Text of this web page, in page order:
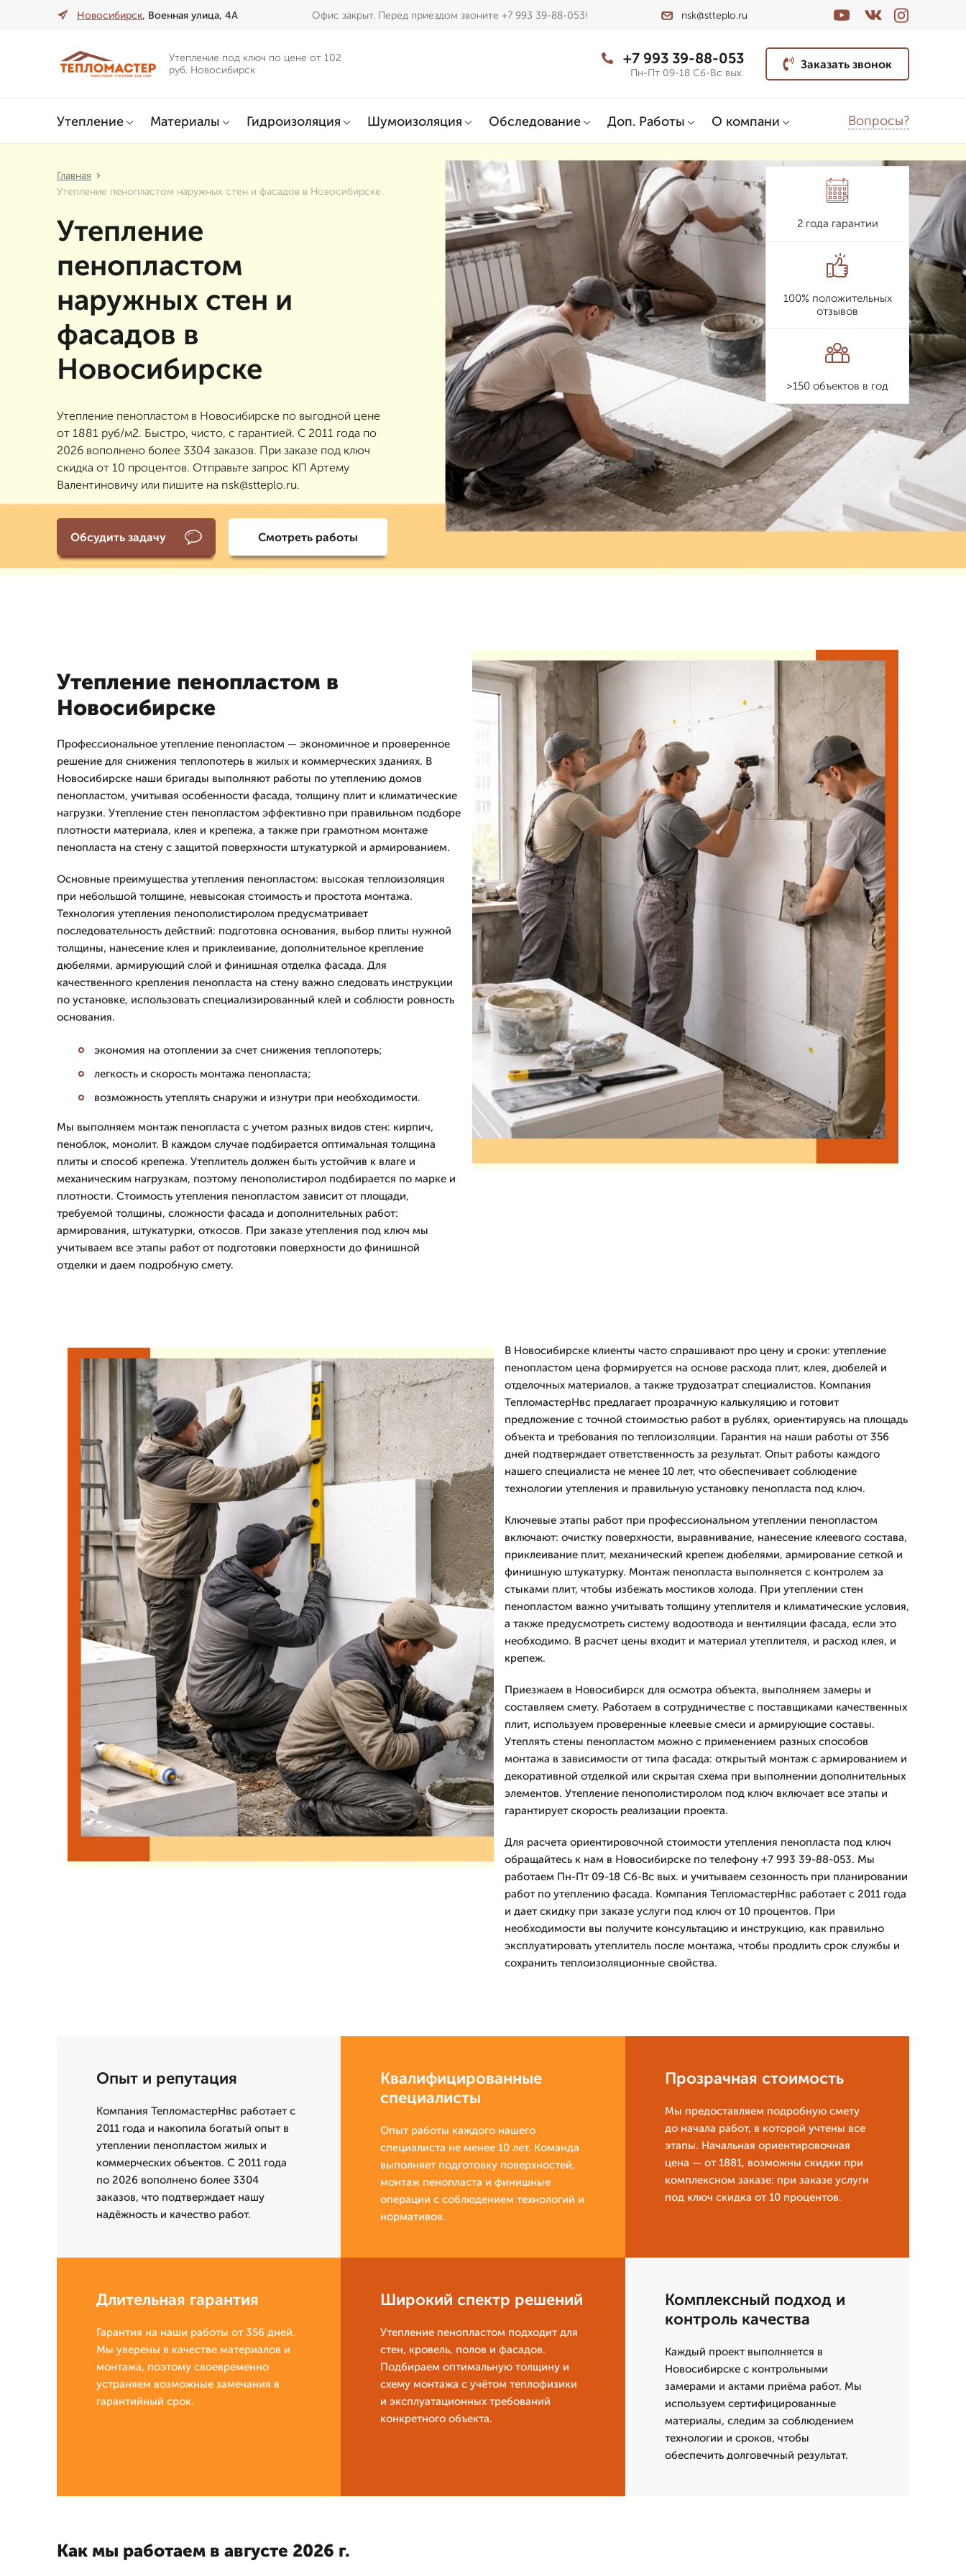
Новосибирск, Военная улица, 4А Офис закрыт. Перед приездом звоните +7 993 39-88-053! nsk@stteplo.ru
Утепление под ключ по цене от 102
руб. Новосибирск
+7 993 39-88-053
Пн-Пт 09-18 Сб-Вс вых.
Заказать звонок
Утепление Материалы Гидроизоляция Шумоизоляция Обследование Доп. Работы О компани Вопросы?
Главная
Утепление пенопластом наружных стен и фасадов в Новосибирске
Утепление
пенопластом
наружных стен и
фасадов в
Новосибирске
Утепление пенопластом в Новосибирске по выгодной цене
от 1881 руб/м2. Быстро, чисто, с гарантией. С 2011 года по
2026 вополнено более 3304 заказов. При заказе под ключ
скидка от 10 процентов. Отправьте запрос КП Артему
Валентиновичу или пишите на nsk@stteplo.ru.
Обсудить задачу Смотреть работы
2 года гарантии
100% положительных
отзывов
>150 объектов в год
Утепление пенопластом в
Новосибирске
Профессиональное утепление пенопластом — экономичное и проверенное
решение для снижения теплопотерь в жилых и коммерческих зданиях. В
Новосибирске наши бригады выполняют работы по утеплению домов
пенопластом, учитывая особенности фасада, толщину плит и климатические
нагрузки. Утепление стен пенопластом эффективно при правильном подборе
плотности материала, клея и крепежа, а также при грамотном монтаже
пенопласта на стену с защитой поверхности штукатуркой и армированием.
Основные преимущества утепления пенопластом: высокая теплоизоляция
при небольшой толщине, невысокая стоимость и простота монтажа.
Технология утепления пенополистиролом предусматривает
последовательность действий: подготовка основания, выбор плиты нужной
толщины, нанесение клея и приклеивание, дополнительное крепление
дюбелями, армирующий слой и финишная отделка фасада. Для
качественного крепления пенопласта на стену важно следовать инструкции
по установке, использовать специализированный клей и соблюсти ровность
основания.
экономия на отоплении за счет снижения теплопотерь;
легкость и скорость монтажа пенопласта;
возможность утеплять снаружи и изнутри при необходимости.
Мы выполняем монтаж пенопласта с учетом разных видов стен: кирпич,
пеноблок, монолит. В каждом случае подбирается оптимальная толщина
плиты и способ крепежа. Утеплитель должен быть устойчив к влаге и
механическим нагрузкам, поэтому пенополистирол подбирается по марке и
плотности. Стоимость утепления пенопластом зависит от площади,
требуемой толщины, сложности фасада и дополнительных работ:
армирования, штукатурки, откосов. При заказе утепления под ключ мы
учитываем все этапы работ от подготовки поверхности до финишной
отделки и даем подробную смету.
В Новосибирске клиенты часто спрашивают про цену и сроки: утепление
пенопластом цена формируется на основе расхода плит, клея, дюбелей и
отделочных материалов, а также трудозатрат специалистов. Компания
ТепломастерНвс предлагает прозрачную калькуляцию и готовит
предложение с точной стоимостью работ в рублях, ориентируясь на площадь
объекта и требования по теплоизоляции. Гарантия на наши работы от 356
дней подтверждает ответственность за результат. Опыт работы каждого
нашего специалиста не менее 10 лет, что обеспечивает соблюдение
технологии утепления и правильную установку пенопласта под ключ.
Ключевые этапы работ при профессиональном утеплении пенопластом
включают: очистку поверхности, выравнивание, нанесение клеевого состава,
приклеивание плит, механический крепеж дюбелями, армирование сеткой и
финишную штукатурку. Монтаж пенопласта выполняется с контролем за
стыками плит, чтобы избежать мостиков холода. При утеплении стен
пенопластом важно учитывать толщину утеплителя и климатические условия,
а также предусмотреть систему водоотвода и вентиляции фасада, если это
необходимо. В расчет цены входит и материал утеплителя, и расход клея, и
крепеж.
Приезжаем в Новосибирск для осмотра объекта, выполняем замеры и
составляем смету. Работаем в сотрудничестве с поставщиками качественных
плит, используем проверенные клеевые смеси и армирующие составы.
Утеплять стены пенопластом можно с применением разных способов
монтажа в зависимости от типа фасада: открытый монтаж с армированием и
декоративной отделкой или скрытая схема при выполнении дополнительных
элементов. Утепление пенополистиролом под ключ включает все этапы и
гарантирует скорость реализации проекта.
Для расчета ориентировочной стоимости утепления пенопласта под ключ
обращайтесь к нам в Новосибирске по телефону +7 993 39-88-053. Мы
работаем Пн-Пт 09-18 Сб-Вс вых. и учитываем сезонность при планировании
работ по утеплению фасада. Компания ТепломастерНвс работает с 2011 года
и дает скидку при заказе услуги под ключ от 10 процентов. При
необходимости вы получите консультацию и инструкцию, как правильно
эксплуатировать утеплитель после монтажа, чтобы продлить срок службы и
сохранить теплоизоляционные свойства.
Опыт и репутация
Компания ТепломастерНвс работает с
2011 года и накопила богатый опыт в
утеплении пенопластом жилых и
коммерческих объектов. С 2011 года
по 2026 вополнено более 3304
заказов, что подтверждает нашу
надёжность и качество работ.
Квалифицированные
специалисты
Опыт работы каждого нашего
специалиста не менее 10 лет. Команда
выполняет подготовку поверхностей,
монтаж пенопласта и финишные
операции с соблюдением технологий и
нормативов.
Прозрачная стоимость
Мы предоставляем подробную смету
до начала работ, в которой учтены все
этапы. Начальная ориентировочная
цена — от 1881, возможны скидки при
комплексном заказе: при заказе услуги
под ключ скидка от 10 процентов.
Длительная гарантия
Гарантия на наши работы от 356 дней.
Мы уверены в качестве материалов и
монтажа, поэтому своевременно
устраняем возможные замечания в
гарантийный срок.
Широкий спектр решений
Утепление пенопластом подходит для
стен, кровель, полов и фасадов.
Подбираем оптимальную толщину и
схему монтажа с учётом теплофизики
и эксплуатационных требований
конкретного объекта.
Комплексный подход и
контроль качества
Каждый проект выполняется в
Новосибирске с контрольными
замерами и актами приёма работ. Мы
используем сертифицированные
материалы, следим за соблюдением
технологии и сроков, чтобы
обеспечить долговечный результат.
Как мы работаем в августе 2026 г.